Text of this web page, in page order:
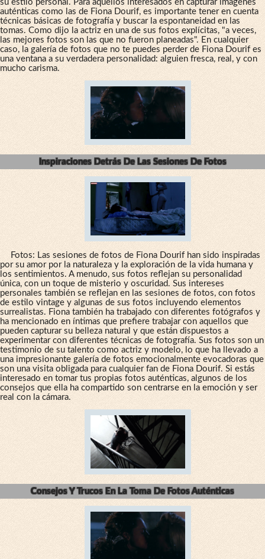
su estilo personal. Para aquellos interesados en capturar imágenes
auténticas como las de Fiona Dourif, es importante tener en cuenta
técnicas básicas de fotografía y buscar la espontaneidad en las
tomas. Como dijo la actriz en una de sus fotos explícitas, "a veces,
las mejores fotos son las que no fueron planeadas". En cualquier
caso, la galería de fotos que no te puedes perder de Fiona Dourif es
una ventana a su verdadera personalidad: alguien fresca, real, y con
mucho carisma.
Inspiraciones Detrás De Las Sesiones De Fotos
Fotos: Las sesiones de fotos de Fiona Dourif han sido inspiradas
por su amor por la naturaleza y la exploración de la vida humana y
los sentimientos. A menudo, sus fotos reflejan su personalidad
única, con un toque de misterio y oscuridad. Sus intereses
personales también se reflejan en las sesiones de fotos, con fotos
de estilo vintage y algunas de sus fotos incluyendo elementos
surrealistas. Fiona también ha trabajado con diferentes fotógrafos y
ha mencionado en íntimas que prefiere trabajar con aquellos que
pueden capturar su belleza natural y que están dispuestos a
experimentar con diferentes técnicas de fotografía. Sus fotos son un
testimonio de su talento como actriz y modelo, lo que ha llevado a
una impresionante galería de fotos emocionalmente evocadoras que
son una visita obligada para cualquier fan de Fiona Dourif. Si estás
interesado en tomar tus propias fotos auténticas, algunos de los
consejos que ella ha compartido son centrarse en la emoción y ser
real con la cámara.
Consejos Y Trucos En La Toma De Fotos Auténticas